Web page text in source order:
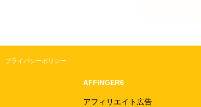
プライバシーポリシー
AFFINGER6
アフィリエイト広告